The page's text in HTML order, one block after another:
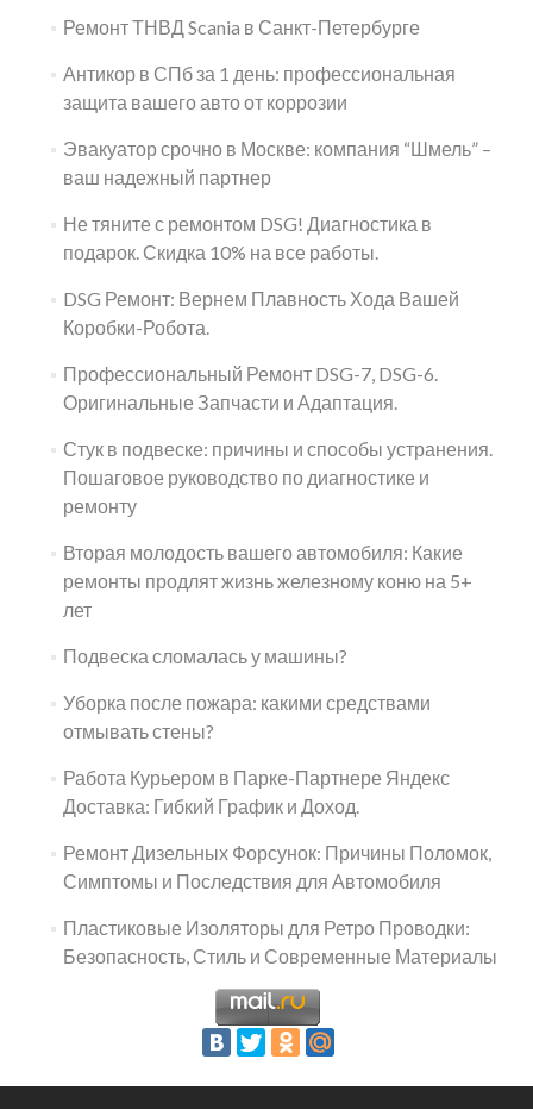
Ремонт ТНВД Scania в Санкт-Петербурге
Антикор в СПб за 1 день: профессиональная
защита вашего авто от коррозии
Эвакуатор срочно в Москве: компания “Шмель” –
ваш надежный партнер
Не тяните с ремонтом DSG! Диагностика в
подарок. Скидка 10% на все работы.
DSG Ремонт: Вернем Плавность Хода Вашей
Коробки-Робота.
Профессиональный Ремонт DSG-7, DSG-6.
Оригинальные Запчасти и Адаптация.
Стук в подвеске: причины и способы устранения.
Пошаговое руководство по диагностике и
ремонту
Вторая молодость вашего автомобиля: Какие
ремонты продлят жизнь железному коню на 5+
лет
Подвеска сломалась у машины?
Уборка после пожара: какими средствами
отмывать стены?
Работа Курьером в Парке-Партнере Яндекс
Доставка: Гибкий График и Доход.
Ремонт Дизельных Форсунок: Причины Поломок,
Симптомы и Последствия для Автомобиля
Пластиковые Изоляторы для Ретро Проводки:
Безопасность, Стиль и Современные Материалы